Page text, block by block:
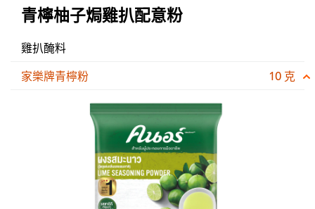
分，
青檸柚子焗雞扒配意粉
雞扒醃料
家樂牌青檸粉
10 克